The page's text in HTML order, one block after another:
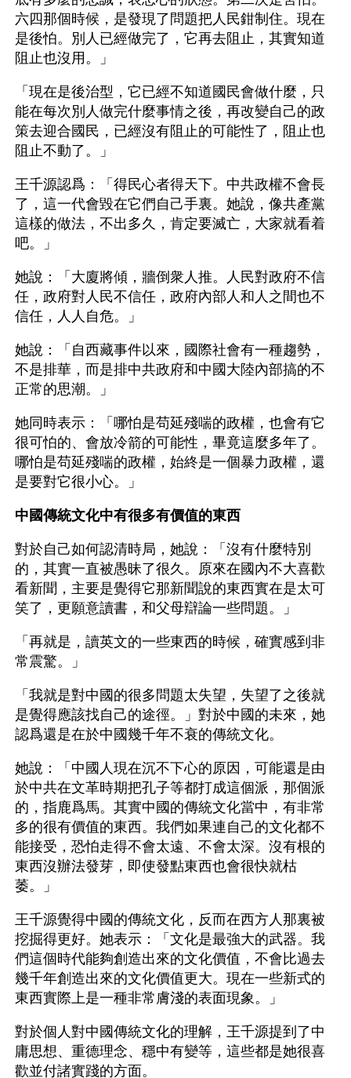
六四那個時候，是發現了問題把人民鉗制住。現在
是後怕。別人已經做完了，它再去阻止，其實知道
阻止也沒用。」
「現在是後治型，它已經不知道國民會做什麼，只
能在每次別人做完什麼事情之後，再改變自己的政
策去迎合國民，已經沒有阻止的可能性了，阻止也
阻止不動了。」
王千源認爲：「得民心者得天下。中共政權不會長
了，這一代會毀在它們自己手裏。她說，像共產黨
這樣的做法，不出多久，肯定要滅亡，大家就看着
吧。」
她說：「大廈將傾，牆倒衆人推。人民對政府不信
任，政府對人民不信任，政府內部人和人之間也不
信任，人人自危。」
她說：「自西藏事件以來，國際社會有一種趨勢，
不是排華，而是排中共政府和中國大陸內部搞的不
正常的思潮。」
她同時表示：「哪怕是苟延殘喘的政權，也會有它
很可怕的、會放冷箭的可能性，畢竟這麼多年了。
哪怕是苟延殘喘的政權，始終是一個暴力政權，還
是要對它很小心。」
中國傳統文化中有很多有價值的東西
對於自己如何認清時局，她說：「沒有什麼特別
的，其實一直被愚昧了很久。原來在國內不大喜歡
看新聞，主要是覺得它那新聞說的東西實在是太可
笑了，更願意讀書，和父母辯論一些問題。」
「再就是，讀英文的一些東西的時候，確實感到非
常震驚。」
「我就是對中國的很多問題太失望，失望了之後就
是覺得應該找自己的途徑。」對於中國的未來，她
認爲還是在於中國幾千年不衰的傳統文化。
她說：「中國人現在沉不下心的原因，可能還是由
於中共在文革時期把孔子等都打成這個派，那個派
的，指鹿爲馬。其實中國的傳統文化當中，有非常
多的很有價值的東西。我們如果連自己的文化都不
能接受，恐怕走得不會太遠、不會太深。沒有根的
東西沒辦法發芽，即使發點東西也會很快就枯
萎。」
王千源覺得中國的傳統文化，反而在西方人那裏被
挖掘得更好。她表示：「文化是最強大的武器。我
們這個時代能夠創造出來的文化價值，不會比過去
幾千年創造出來的文化價值更大。現在一些新式的
東西實際上是一種非常膚淺的表面現象。」
對於個人對中國傳統文化的理解，王千源提到了中
庸思想、重德理念、穩中有變等，這些都是她很喜
歡並付諸實踐的方面。